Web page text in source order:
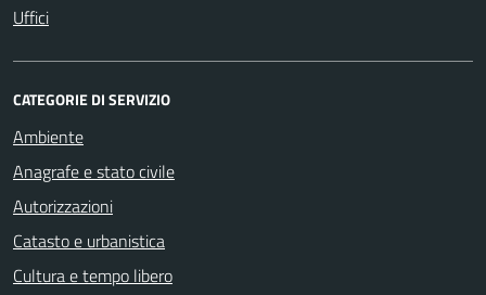
Uffici
CATEGORIE DI SERVIZIO
Ambiente
Anagrafe e stato civile
Autorizzazioni
Catasto e urbanistica
Cultura e tempo libero